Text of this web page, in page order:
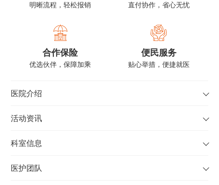
明晰流程，轻松报销 直付协作，省心无忧
合作保险
优选伙伴，保障加乘
便民服务
贴心举措，便捷就医
医院介绍
活动资讯
科室信息
医护团队